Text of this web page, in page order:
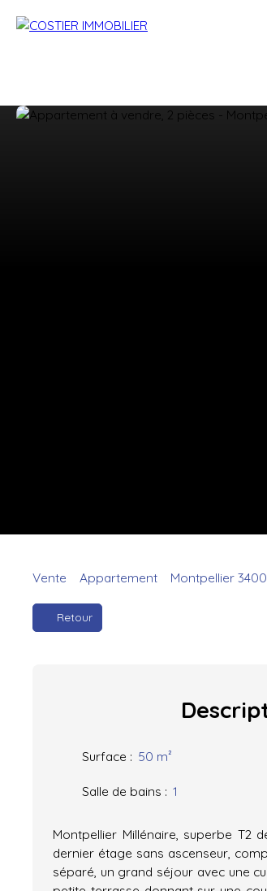
Vente Appartement Montpellier
Retour
Surface : 50 m²
Salle de bains : 1
Montpellier Millénaire, superbe T2
dernier étage sans ascenseur,
séparé, un grand séjour avec une